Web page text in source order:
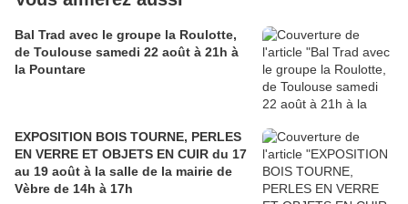
Bal Trad avec le groupe la Roulotte,
de Toulouse samedi 22 août à 21h à
la Pountare
EXPOSITION BOIS TOURNE, PERLES
EN VERRE ET OBJETS EN CUIR du 17
au 19 août à la salle de la mairie de
Vèbre de 14h à 17h